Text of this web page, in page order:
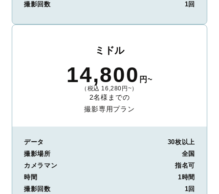
撮影回数
1回
ミドル
14,800 円~
（税込 16,280円~）
2名様までの
撮影専用プラン
データ
30枚以上
撮影場所
全国
カメラマン
指名可
時間
1時間
撮影回数
1回